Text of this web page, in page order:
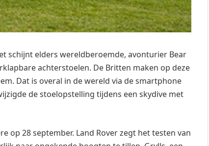
schijnt elders wereldberoemde, avonturier Bear
achterstoelen. De Britten maken op deze
Dat is overal in de wereld via de smartphone
de stoelopstelling tijdens een skydive met
op 28 september. Land Rover zegt het testen van